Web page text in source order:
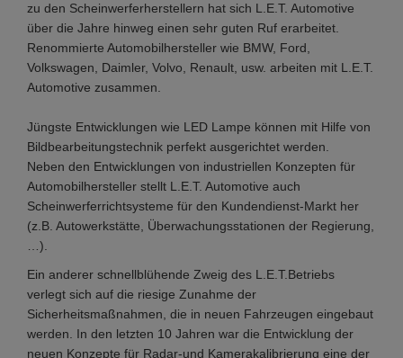
zu den Scheinwerferherstellern hat sich L.E.T. Automotive
über die Jahre hinweg einen sehr guten Ruf erarbeitet.
Renommierte Automobilhersteller wie BMW, Ford,
Volkswagen, Daimler, Volvo, Renault, usw. arbeiten mit L.E.T.
Automotive zusammen.
Jüngste Entwicklungen wie LED Lampe können mit Hilfe von
Bildbearbeitungstechnik perfekt ausgerichtet werden.
Neben den Entwicklungen von industriellen Konzepten für
Automobilhersteller stellt L.E.T. Automotive auch
Scheinwerferrichtsysteme für den Kundendienst-Markt her
(z.B. Autowerkstätte, Überwachungsstationen der Regierung,
…).
Ein anderer schnellblühende Zweig des L.E.T.Betriebs
verlegt sich auf die riesige Zunahme der
Sicherheitsmaßnahmen, die in neuen Fahrzeugen eingebaut
werden. In den letzten 10 Jahren war die Entwicklung der
neuen Konzepte für Radar-und Kamerakalibrierung eine der